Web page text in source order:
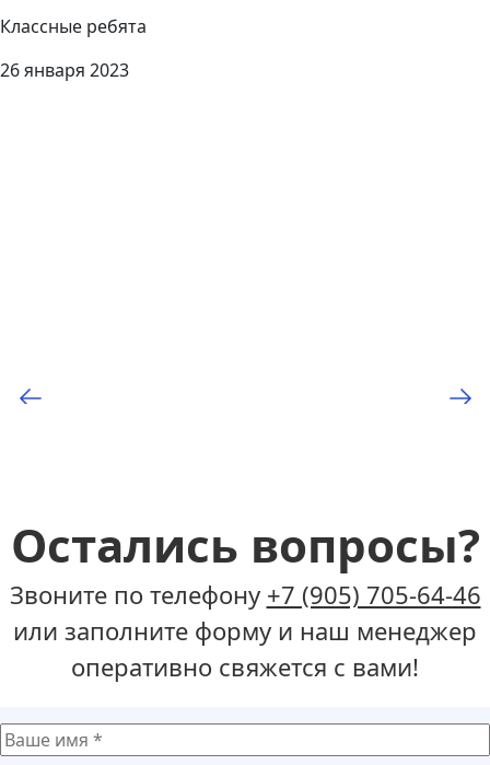
Классные ребята
26 января 2023
Остались вопросы?
Звоните по телефону +7 (905) 705-64-46
или заполните форму и наш менеджер
оперативно свяжется с вами!